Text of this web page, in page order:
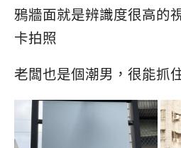
鴉牆面就是辨識度很高的
卡拍照
老闆也是個潮男，很能抓